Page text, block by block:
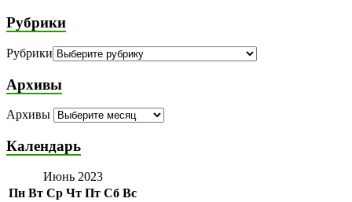
Рубрики
Рубрики
Архивы
Архивы
Календарь
Июнь 2023
Пн Вт Ср Чт Пт Сб Вс